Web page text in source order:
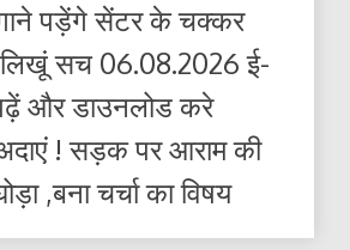
पड़ेंगे सेंटर के चक्कर
सच 06.08.2026 ई-
और डाउनलोड करे
! सड़क पर आराम की
,बना चर्चा का विषय